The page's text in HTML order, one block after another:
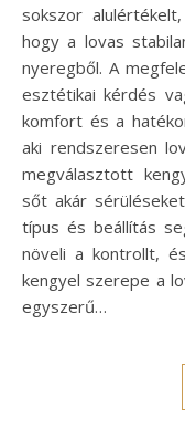
sokszor
hogy a lovas
nyeregből. A
esztétikai kérdés
komfort és a
aki rendszeresen
megválasztott
sőt akár
típus és beállítás
növeli a kontrollt,
kengyel szerepe a
egyszerű…